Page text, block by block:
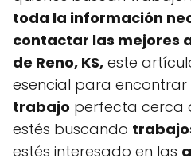
toda la información
contactar las mejores
de Reno, KS, este
esencial para encontrar
trabajo perfecta cerca
estés buscando
estés interesado en las